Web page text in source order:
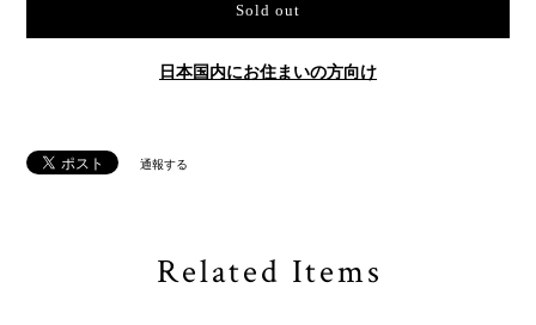
Sold out
日本国内にお住まいの方向け
通報する
Related Items